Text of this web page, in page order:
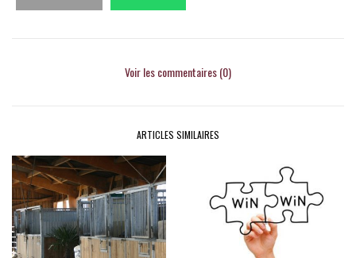
Voir les commentaires (0)
ARTICLES SIMILAIRES